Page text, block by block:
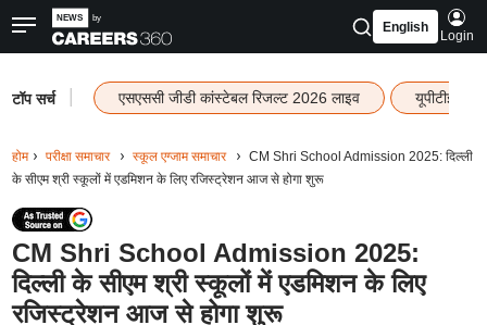
English
Login
टॉप सर्च एसएससी जीडी कांस्टेबल रिजल्ट 2026 लाइव यूपीटीईटी
होम परीक्षा समाचार स्कूल एग्जाम समाचार
CM Shri School Admission 2025: दिल्ली
के सीएम श्री स्कूलों में एडमिशन के लिए रजिस्ट्रेशन आज से होगा शुरू
CM Shri School Admission 2025:
दिल्ली के सीएम श्री स्कूलों में एडमिशन के लिए
रजिस्ट्रेशन आज से होगा शुरू